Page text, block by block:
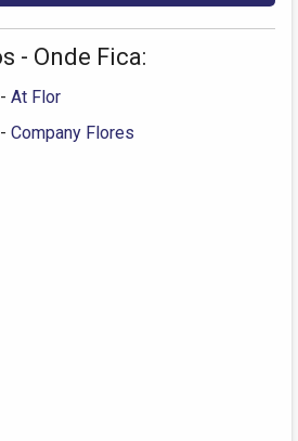
- Onde Fica:
- At Flor
- Company Flores